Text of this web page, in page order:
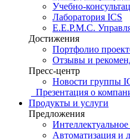
Учебно-
Лаборатория ICS
E.E.P.M.C.
Достижения
Портфолио
Отзывы и
Пресс-центр
Новости группы
Презентация о
Продукты и услуги
Предложения
Интеллектуальное
Автоматизация и